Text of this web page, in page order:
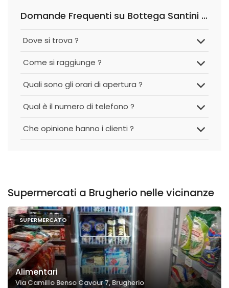
Domande Frequenti su Bottega Santini (Sigma)
Dove si trova ?
Come si raggiunge ?
Quali sono gli orari di apertura ?
Qual è il numero di telefono ?
Che opinione hanno i clienti ?
Supermercati a Brugherio nelle vicinanze
SUPERMERCATO
Alimentari
Via Camillo Benso Cavour 7, Brugherio